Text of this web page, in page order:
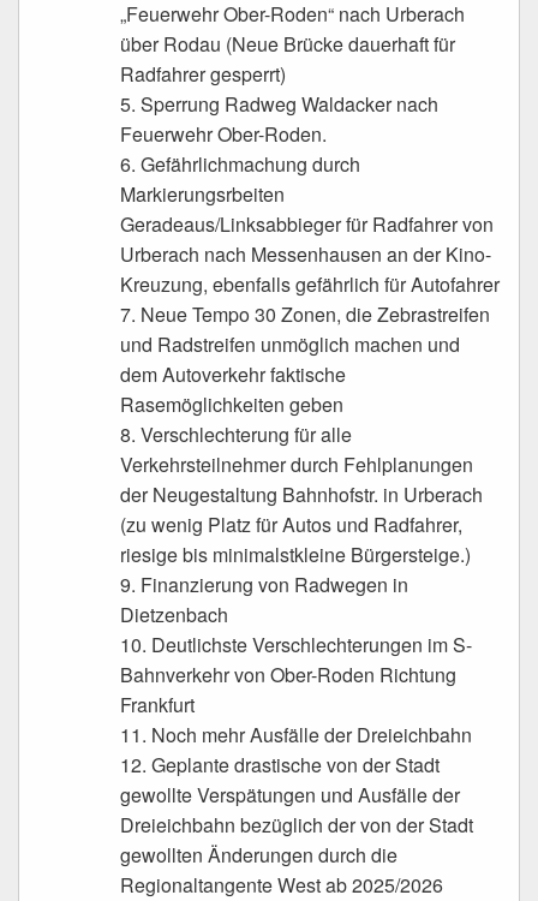
„Feuerwehr Ober-Roden“ nach Urberach
über Rodau (Neue Brücke dauerhaft für
Radfahrer gesperrt)
5. Sperrung Radweg Waldacker nach
Feuerwehr Ober-Roden.
6. Gefährlichmachung durch
Markierungsrbeiten
Geradeaus/Linksabbieger für Radfahrer von
Urberach nach Messenhausen an der Kino-
Kreuzung, ebenfalls gefährlich für Autofahrer
7. Neue Tempo 30 Zonen, die Zebrastreifen
und Radstreifen unmöglich machen und
dem Autoverkehr faktische
Rasemöglichkeiten geben
8. Verschlechterung für alle
Verkehrsteilnehmer durch Fehlplanungen
der Neugestaltung Bahnhofstr. in Urberach
(zu wenig Platz für Autos und Radfahrer,
riesige bis minimalstkleine Bürgersteige.)
9. Finanzierung von Radwegen in
Dietzenbach
10. Deutlichste Verschlechterungen im S-
Bahnverkehr von Ober-Roden Richtung
Frankfurt
11. Noch mehr Ausfälle der Dreieichbahn
12. Geplante drastische von der Stadt
gewollte Verspätungen und Ausfälle der
Dreieichbahn bezüglich der von der Stadt
gewollten Änderungen durch die
Regionaltangente West ab 2025/2026